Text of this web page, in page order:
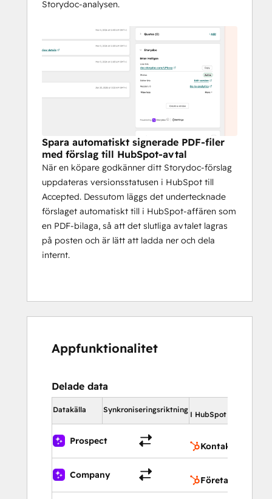
Storydoc-analysen.
Spara automatiskt signerade PDF-filer
med förslag till HubSpot-avtal
När en köpare godkänner ditt Storydoc-förslag
uppdateras versionsstatusen i HubSpot till
Accepted. Dessutom läggs det undertecknade
förslaget automatiskt till i HubSpot-affären som
en PDF-bilaga, så att det slutliga avtalet lagras
på posten och är lätt att ladda ner och dela
internt.
Appfunktionalitet
Delade data
Datakälla Synkroniseringsriktning
I HubSpot
Prospect
Kontakter
Company
Företag